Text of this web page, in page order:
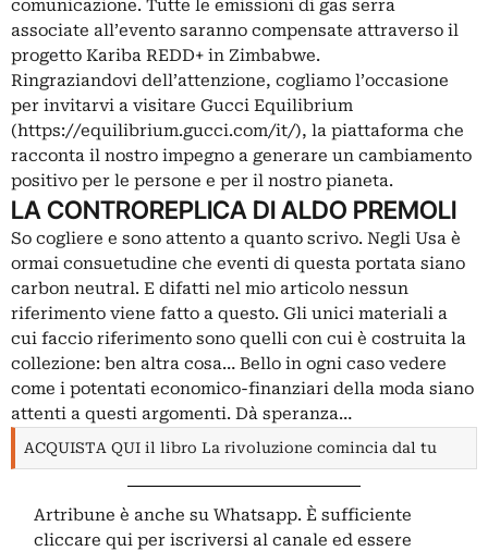
comunicazione. Tutte le emissioni di gas serra
associate all’evento saranno compensate attraverso il
progetto Kariba REDD+ in Zimbabwe.
Ringraziandovi dell’attenzione, cogliamo l’occasione
per invitarvi a visitare Gucci Equilibrium
(https://equilibrium.gucci.com/it/), la piattaforma che
racconta il nostro impegno a generare un cambiamento
positivo per le persone e per il nostro pianeta.
LA CONTROREPLICA DI ALDO PREMOLI
So cogliere e sono attento a quanto scrivo. Negli Usa è
ormai consuetudine che eventi di questa portata siano
carbon neutral. E difatti nel mio articolo nessun
riferimento viene fatto a questo. Gli unici materiali a
cui faccio riferimento sono quelli con cui è costruita la
collezione: ben altra cosa… Bello in ogni caso vedere
come i potentati economico-finanziari della moda siano
attenti a questi argomenti. Dà speranza…
ACQUISTA QUI il libro La rivoluzione comincia dal tu
Artribune è anche su Whatsapp. È sufficiente
cliccare qui per iscriversi al canale ed essere